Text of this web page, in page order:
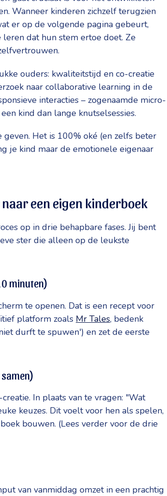
Wanneer kinderen zichzelf terugzien
er op de volgende pagina gebeurt,
dat hun stem ertoe doet. Ze
ouders: kwaliteitstijd en co-creatie
naar collaborative learning in de
interacties – zogenaamde micro-
kind dan lange knutselsessies.
Het is 100% oké (en zelfs beter
je kind maar de emotionele eigenaar
een eigen kinderboek
op in drie behapbare fases. Jij bent
ster die alleen op de leukste
minuten)
te openen. Dat is een recept voor
platform zoals Mr Tales, bedenk
durft te spuwen') en zet de eerste
In plaats van te vragen: "Wat
keuzes. Dit voelt voor hen als spelen,
bouwen. (Lees verder voor de drie
van vanmiddag omzet in een prachtig